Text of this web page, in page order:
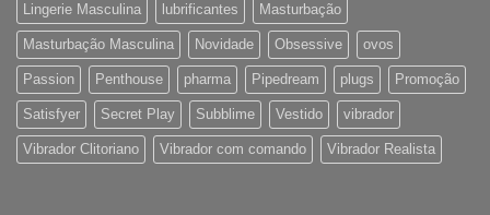
Lingerie Masculina lubrificantes Masturbação
Masturbação Masculina Novidade Obsessive ovos
Passion Penthouse pharma Pipedream plugs Promoção
Satisfyer Secret Play Subblime Vestido vibrador
Vibrador Clitoriano Vibrador com comando Vibrador Realista